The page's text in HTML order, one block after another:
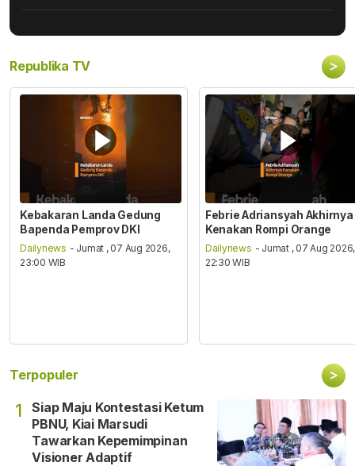
Republika TV >
Kebakaran Landa Gedung
Bapenda Pemprov DKI
Dailynews - Jumat , 07 Aug 2026,
23:00 WIB
Febrie Adriansyah Akhirnya
Kenakan Rompi Orange
Dailynews - Jumat , 07 Aug 2026,
22:30 WIB
Terpopuler >
1
Siap Maju Kontestasi Ketum
PBNU, Kiai Marsudi
Tawarkan Kepemimpinan
Visioner Adaptif